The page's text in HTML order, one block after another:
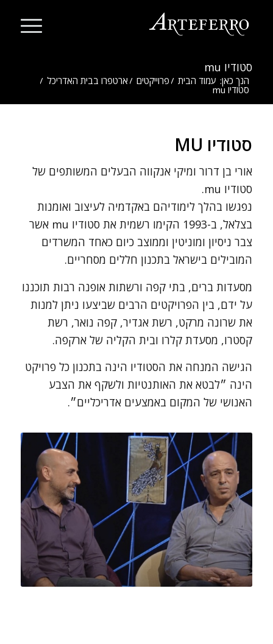
סטודיו mu
הנך כאן: עמוד הבית / פרוייקטים / ארטפרו בבית האדריכל /
סטודיו mu
סטודיו MU
אורי בן דרור ומיקי אנקווה הבעלים המשותפים של
סטודיו mu.
נפגשו בהלך לימודיהם באקדמיה לעיצוב ואומנות
בצלאל, ב-1993 הקימו רשמית את סטודיו mu אשר
צבר ניסיון ומוניטין וממוצב כיום כאחד המשרדים
המובילים בישראל בתכנון חללים מסחריים.
מסעדות ברים, בתי קפה ורשתות אופנה רבות תוכננו
על ידם, בין הפרויקטים הרבים שביצעו ניתן למנות
את שרונה מרקט, רשת אגדיר, קפה נואר, רשת
קסטרו, מסעדת קלרו ובית הקליה של ארקפה.
הגישה המנחה את הסטודיו הינה בתכנון כל פרויקט
הינה ״לבטא את האותנטיות ולשקף את הצבע
האנושי של המקום באמצעים אדריכליים״.